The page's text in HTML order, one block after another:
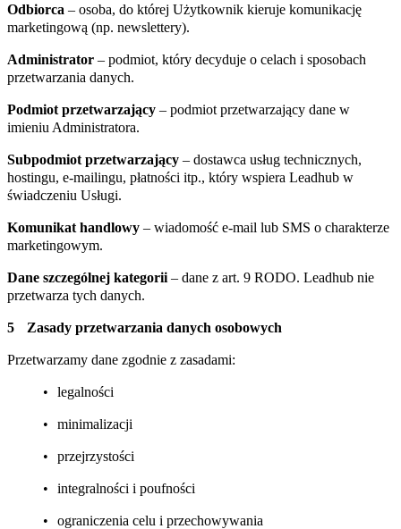
Odbiorca – osoba, do której Użytkownik kieruje komunikację
marketingową (np. newslettery).
Administrator – podmiot, który decyduje o celach i sposobach
przetwarzania danych.
Podmiot przetwarzający – podmiot przetwarzający dane w
imieniu Administratora.
Subpodmiot przetwarzający – dostawca usług technicznych,
hostingu, e-mailingu, płatności itp., który wspiera Leadhub w
świadczeniu Usługi.
Komunikat handlowy – wiadomość e-mail lub SMS o charakterze
marketingowym.
Dane szczególnej kategorii – dane z art. 9 RODO. Leadhub nie
przetwarza tych danych.
Zasady przetwarzania danych osobowych
Przetwarzamy dane zgodnie z zasadami:
legalności
minimalizacji
przejrzystości
integralności i poufności
ograniczenia celu i przechowywania